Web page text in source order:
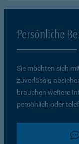
Persönliche
Sie möchten sich
zuverlässig
brauchen weitere
persönlich oder